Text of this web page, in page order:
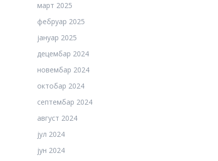
март 2025
фебруар 2025
јануар 2025
децембар 2024
новембар 2024
октобар 2024
септембар 2024
август 2024
јул 2024
јун 2024